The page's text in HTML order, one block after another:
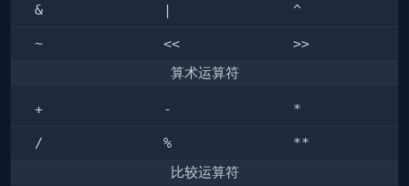
& | ^
~ << >>
算术运算符
+ - *
/ % **
比较运算符